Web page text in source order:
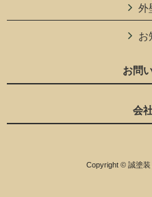
外
お
お問
会
Copyright © 誠塗装